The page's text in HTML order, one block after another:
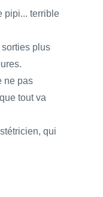
pipi... terrible
plus
ne pas
tout va
qui